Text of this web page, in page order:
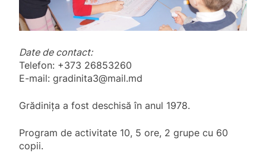
Date de contact:
Telefon: +373 26853260
E-mail: gradinita3@mail.md
Grădinița a fost deschisă în anul 1978.
Program de activitate 10, 5 ore, 2 grupe cu 60
copii.